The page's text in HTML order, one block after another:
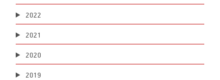
2022
2021
2020
2019